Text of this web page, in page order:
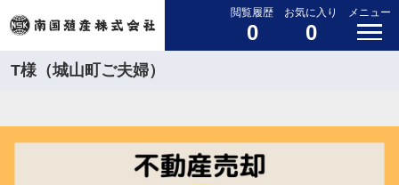
閲覧履歴
0
お気に入り
0
メニュー
T様（城山町ご夫婦）